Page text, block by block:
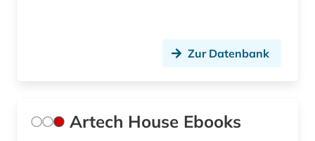
hochschulschrift (1)
Zur Datenbank
Artech House Ebooks